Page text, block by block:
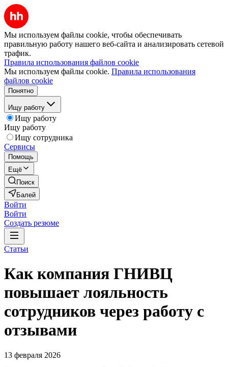
Мы используем файлы cookie, чтобы обеспечивать
правильную работу нашего веб-сайта и анализировать сетевой
трафик.
Правила использования файлов cookie
Мы используем файлы cookie. Правила использования
файлов cookie
Понятно
Ищу работу
Ищу работу
Ищу работу
Ищу сотрудника
Сервисы
Помощь
Ещё
Поиск
Балей
Войти
Войти
Создать резюме
Статьи
Как компания ГНИВЦ
повышает лояльность
сотрудников через работу с
отзывами
13 февраля 2026